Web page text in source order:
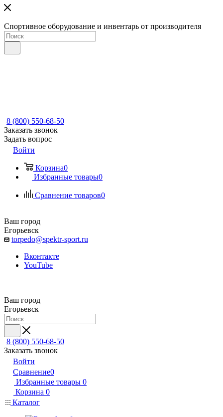
Спортивное оборудование и инвентарь от производителя
8 (800) 550-68-50
Заказать звонок
Задать вопрос
Войти
Корзина0
Избранные товары0
Сравнение товаров0
Ваш город
Егорьевск
torpedo@spektr-sport.ru
Вконтакте
YouTube
Ваш город
Егорьевск
8 (800) 550-68-50
Заказать звонок
Войти
Сравнение0
Избранные товары 0
Корзина 0
Каталог